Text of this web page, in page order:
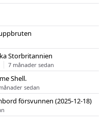
Storbritannien
7 månader sedan
Shell.
sedan
försvunnen (2025-12-18)